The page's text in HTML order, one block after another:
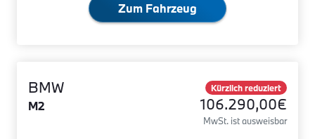
Zum Fahrzeug
BMW
M2
Kürzlich reduziert
106.290,00€
MwSt. ist ausweisbar